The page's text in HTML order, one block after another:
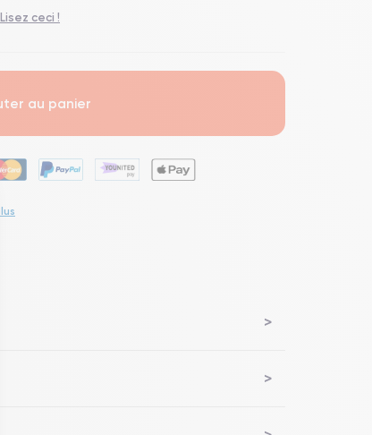
vos Options
Lisez ceci !
au panier